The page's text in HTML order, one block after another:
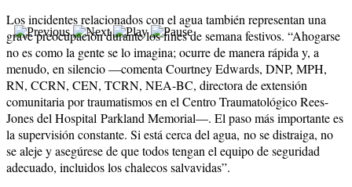
Los incidentes relacionados con el agua también representan una
grave preocupación durante los fines de semana festivos. “Ahogarse
no es como la gente se lo imagina; ocurre de manera rápida y, a
menudo, en silencio —comenta Courtney Edwards, DNP, MPH,
RN, CCRN, CEN, TCRN, NEA-BC, directora de extensión
comunitaria por traumatismos en el Centro Traumatológico Rees-
Jones del Hospital Parkland Memorial—. El paso más importante es
la supervisión constante. Si está cerca del agua, no se distraiga, no
se aleje y asegúrese de que todos tengan el equipo de seguridad
adecuado, incluidos los chalecos salvavidas”.